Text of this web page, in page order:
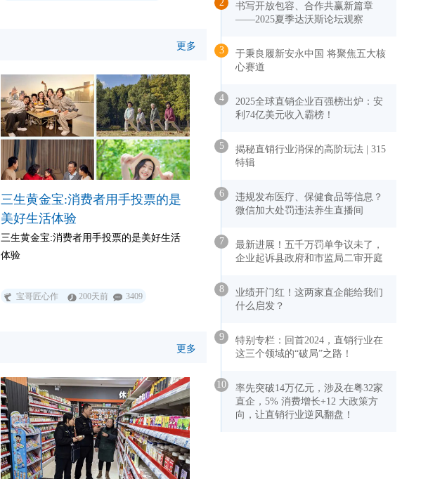
更多
三生黄金宝:消费者用手投票的是
美好生活体验
三生黄金宝:消费者用手投票的是美好生活
体验
宝哥匠心作 200天前 3409
更多
2
书写开放包容、合作共赢新篇章
——2025夏季达沃斯论坛观察
3
于秉良履新安永中国 将聚焦五大核
心赛道
4
2025全球直销企业百强榜出炉：安
利74亿美元收入霸榜！
5
揭秘直销行业消保的高阶玩法 | 315
特辑
6
违规发布医疗、保健食品等信息？
微信加大处罚违法养生直播间
7
最新进展！五千万罚单争议未了，
企业起诉县政府和市监局二审开庭
8
业绩开门红！这两家直企能给我们
什么启发？
9
特别专栏：回首2024，直销行业在
这三个领域的“破局”之路！
10
率先突破14万亿元，涉及在粤32家
直企，5% 消费增长+12 大政策方
向，让直销行业逆风翻盘！